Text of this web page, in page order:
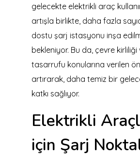
gelecekte elektrikli araç
artışla birlikte, daha fazla
dostu şarj istasyonu inşa
bekleniyor. Bu da, çevre kirliliği
tasarrufu konularına verilen
artırarak, daha temiz bir
katkı sağlıyor.
Elektrikli
için Şarj